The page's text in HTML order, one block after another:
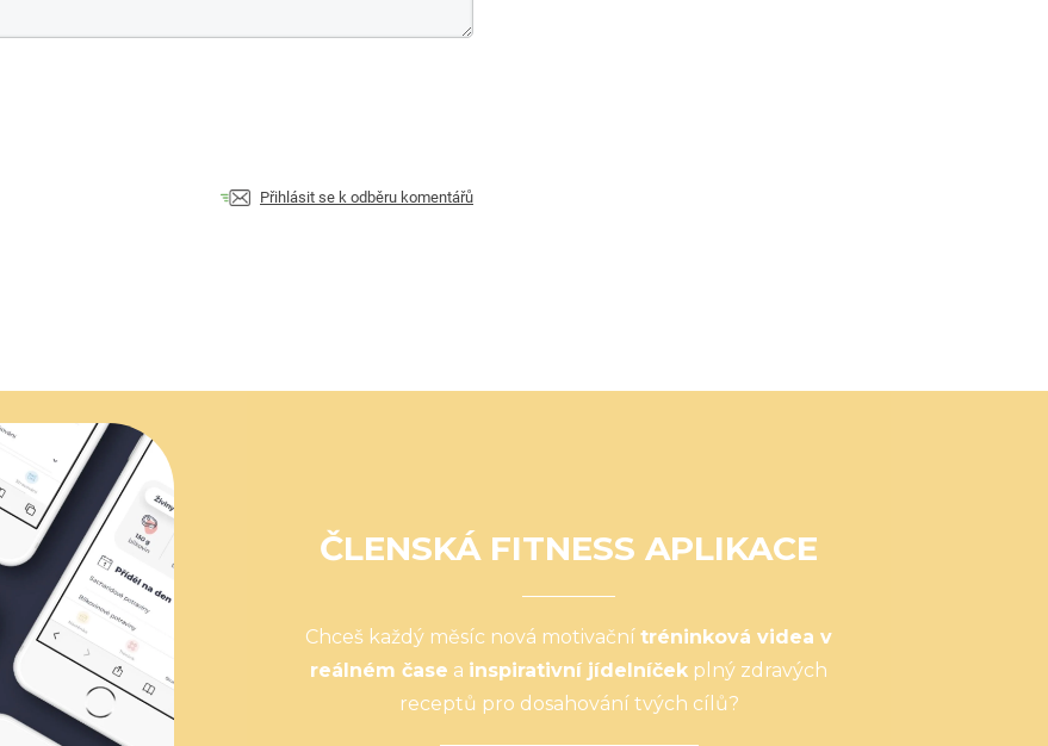
Přihlásit se k odběru komentářů
ČLENSKÁ FITNESS APLIKACE
Chceš každý měsíc nová motivační tréninková videa v
reálném čase a inspirativní jídelníček plný zdravých
receptů pro dosahování tvých cílů?